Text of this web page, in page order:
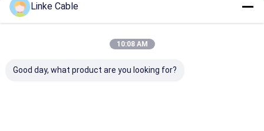
Sitemap
Privacy policy
Cable Technology (DongGuan) CO.,LTD. All Rights Reserved.
Linke Cable
10:08 AM
Good day, what product are you looking for?